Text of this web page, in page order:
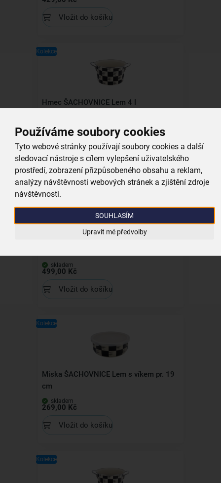
Používáme soubory cookies
Tyto webové stránky používají soubory cookies a další
sledovací nástroje s cílem vylepšení uživatelského
prostředí, zobrazení přizpůsobeného obsahu a reklam,
analýzy návštěvnosti webových stránek a zjištění zdroje
návštěvnosti.
SOUHLASÍM
Upravit mé předvolby
Vložit do košíku
Kolekce
Hrnec ŠACHOVNICE Lem 4 l
skladem
499,00 Kč
Vložit do košíku
Kolekce
Kastrol ŠACHOVNICE Lem 3 l
skladem
499,00 Kč
Vložit do košíku
Kolekce
Miska ŠACHOVNICE Lem s víkem pr. 19
cm
skladem
269,00 Kč
Vložit do košíku
Kolekce